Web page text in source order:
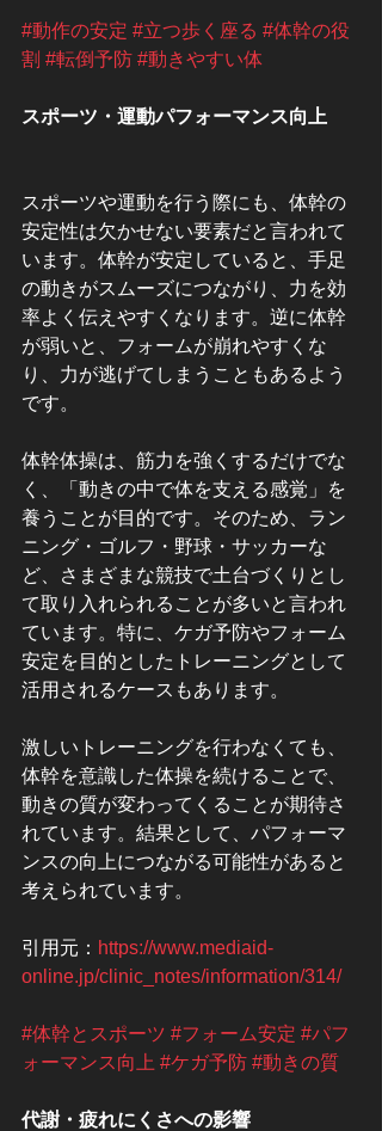
#動作の安定 #立つ歩く座る #体幹の役
割 #転倒予防 #動きやすい体
スポーツ・運動パフォーマンス向上
スポーツや運動を行う際にも、体幹の
安定性は欠かせない要素だと言われて
います。体幹が安定していると、手足
の動きがスムーズにつながり、力を効
率よく伝えやすくなります。逆に体幹
が弱いと、フォームが崩れやすくな
り、力が逃げてしまうこともあるよう
です。
体幹体操は、筋力を強くするだけでな
く、「動きの中で体を支える感覚」を
養うことが目的です。そのため、ラン
ニング・ゴルフ・野球・サッカーな
ど、さまざまな競技で土台づくりとし
て取り入れられることが多いと言われ
ています。特に、ケガ予防やフォーム
安定を目的としたトレーニングとして
活用されるケースもあります。
激しいトレーニングを行わなくても、
体幹を意識した体操を続けることで、
動きの質が変わってくることが期待さ
れています。結果として、パフォーマ
ンスの向上につながる可能性があると
考えられています。
引用元： https://www.mediaid-
online.jp/clinic_notes/information/314/
#体幹とスポーツ #フォーム安定 #パフ
ォーマンス向上 #ケガ予防 #動きの質
代謝・疲れにくさへの影響